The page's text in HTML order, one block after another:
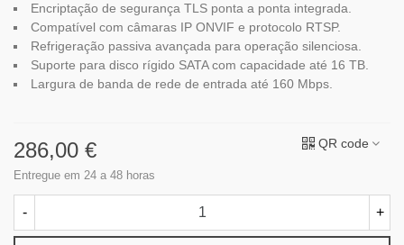
Encriptação de segurança TLS ponta a ponta integrada.
Compatível com câmaras IP ONVIF e protocolo RTSP.
Refrigeração passiva avançada para operação silenciosa.
Suporte para disco rígido SATA com capacidade até 16 TB.
Largura de banda de rede de entrada até 160 Mbps.
286,00 €
Entregue em 24 a 48 horas
QR code
- +